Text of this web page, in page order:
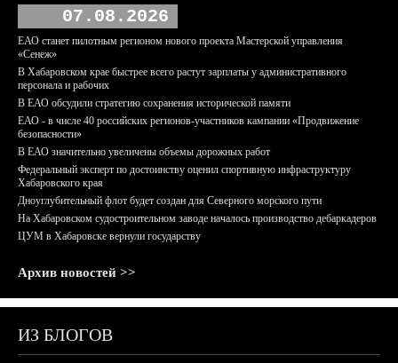
07.08.2026
ЕАО станет пилотным регионом нового проекта Мастерской управления
«Сенеж»
В Хабаровском крае быстрее всего растут зарплаты у административного
персонала и рабочих
В ЕАО обсудили стратегию сохранения исторической памяти
ЕАО - в числе 40 российских регионов-участников кампании «Продвижение
безопасности»
В ЕАО значительно увеличены объемы дорожных работ
Федеральный эксперт по достоинству оценил спортивную инфраструктуру
Хабаровского края
Дноуглубительный флот будет создан для Северного морского пути
На Хабаровском судостроительном заводе началось производство дебаркадеров
ЦУМ в Хабаровске вернули государству
Архив новостей >>
ИЗ БЛОГОВ